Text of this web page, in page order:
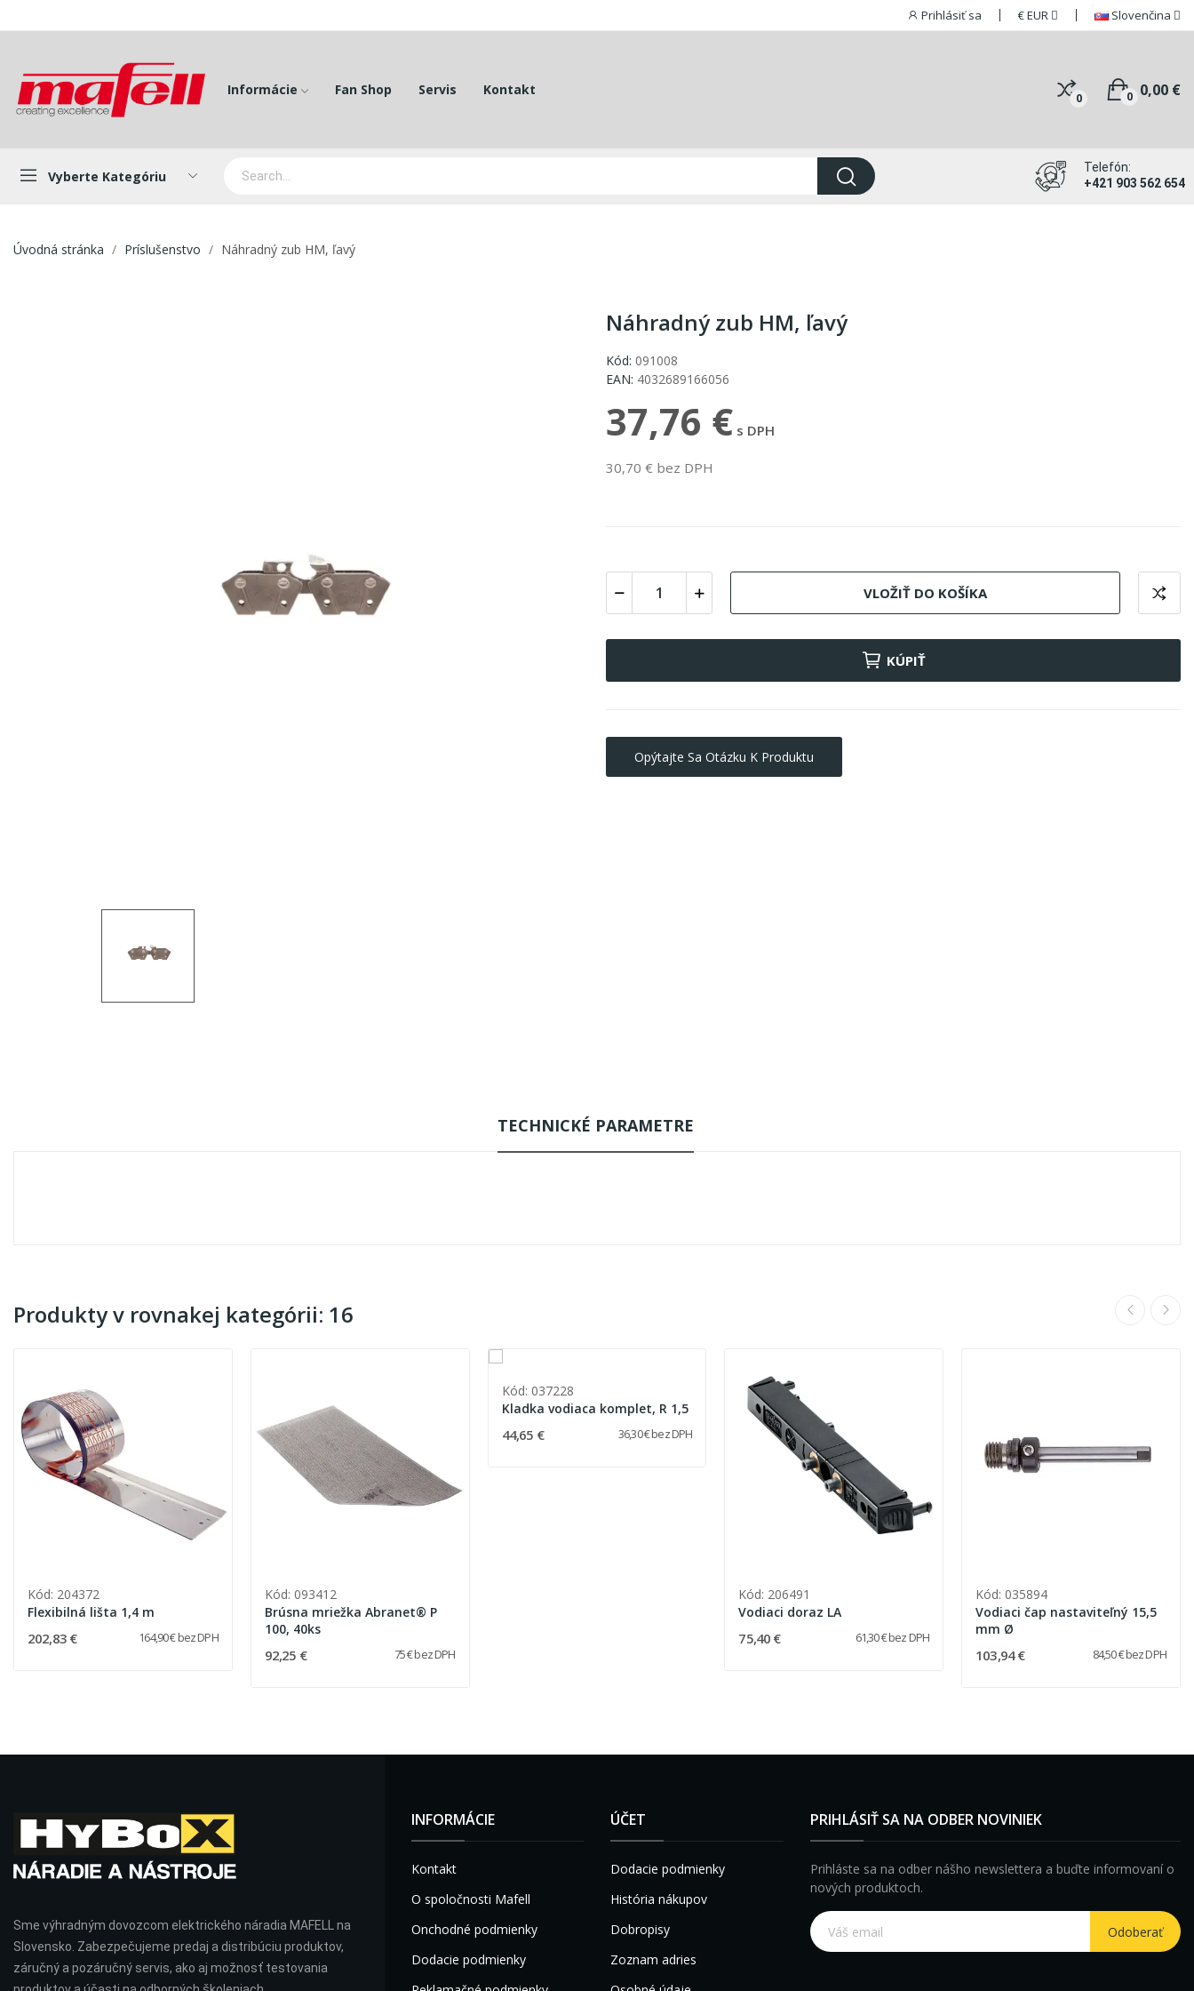
Prihlásiť sa €EUR Slovenčina
Informácie Fan Shop Servis Kontakt
0 0,00 €
0
Vyberte Kategóriu
Telefón:
+421 903 562 654
Úvodná stránka Príslušenstvo Náhradný zub HM, ľavý
Náhradný zub HM, ľavý
Kód: 091008
EAN: 4032689166056
37,76 € s DPH
30,70 € bez DPH
VLOŽIŤ DO KOŠÍKA
KÚPIŤ
Opýtajte Sa Otázku K Produktu
TECHNICKÉ PARAMETRE
Produkty v rovnakej kategórii: 16
Kód: 204372
Flexibilná lišta 1,4 m
202,83 € 164,90 € bez DPH
Kód: 093412
Brúsna mriežka Abranet® P
100, 40ks
92,25 € 75 € bez DPH
Kód: 037228
Kladka vodiaca komplet, R 1,5
44,65 € 36,30 € bez DPH
Kód: 206491
Vodiaci doraz LA
75,40 € 61,30 € bez DPH
Kód: 035894
Vodiaci čap nastaviteľný 15,5
mm Ø
103,94 € 84,50 € bez DPH
Sme výhradným dovozcom elektrického náradia MAFELL na
Slovensko. Zabezpečujeme predaj a distribúciu produktov,
záručný a pozáručný servis, ako aj možnosť testovania
INFORMÁCIE
Kontakt
O spoločnosti Mafell
Onchodné podmienky
Dodacie podmienky
ÚČET
Dodacie podmienky
História nákupov
Dobropisy
Zoznam adries
PRIHLÁSIŤ SA NA ODBER NOVINIEK
Prihláste sa na odber nášho newslettera a buďte informovaní o
nových produktoch.
Odoberať